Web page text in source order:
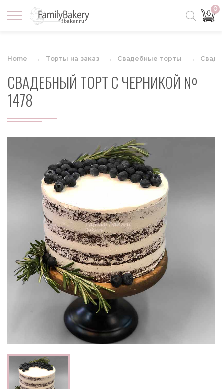
0
Home Торты на заказ Свадебные торты
СВАДЕБНЫЙ ТОРТ С ЧЕРНИКОЙ №
1478